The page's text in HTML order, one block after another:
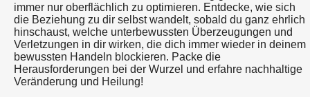
immer nur oberflächlich zu optimieren. Entdecke, wie sich
die Beziehung zu dir selbst wandelt, sobald du ganz ehrlich
hinschaust, welche unterbewussten Überzeugungen und
Verletzungen in dir wirken, die dich immer wieder in deinem
bewussten Handeln blockieren. Packe die
Herausforderungen bei der Wurzel und erfahre nachhaltige
Veränderung und Heilung!